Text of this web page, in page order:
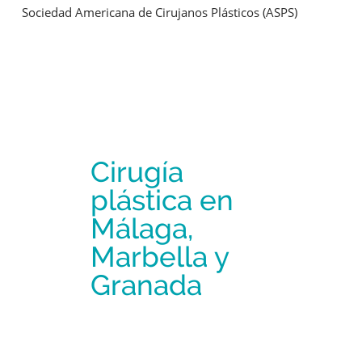
Sociedad Americana de Cirujanos Plásticos (ASPS)
Cirugía
plástica en
Málaga,
Marbella y
Granada